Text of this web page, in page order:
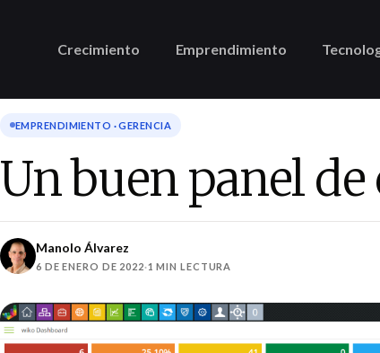
Crecimiento Emprendimiento
EMPRENDIMIENTO · GERENCIA
Un buen panel
Manolo Álvarez
6 DE ENERO DE 2022·1 MIN LECTURA